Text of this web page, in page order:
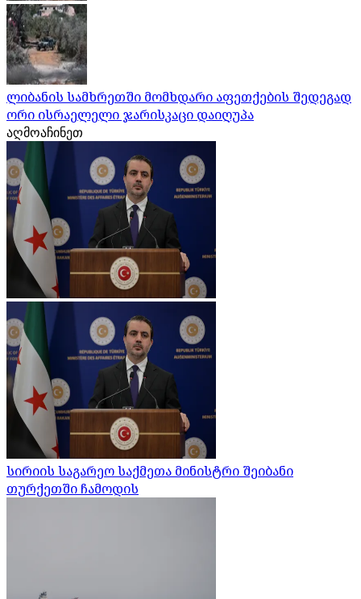
ლიბანის სამხრეთში მომხდარი აფეთქების შედეგად
ორი ისრაელელი ჯარისკაცი დაიღუპა
აღმოაჩინეთ
სირიის საგარეო საქმეთა მინისტრი შეიბანი
თურქეთში ჩამოდის